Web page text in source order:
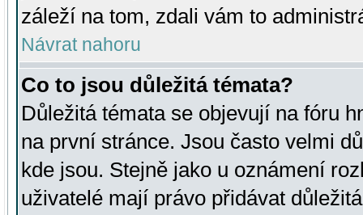
záleží na tom, zdali vám to
Návrat nahoru
Co to jsou důležitá témata?
Důležitá témata se objevují na fóru
na první stránce. Jsou často velmi
kde jsou. Stejně jako u oznámení
uživatelé mají právo přidávat